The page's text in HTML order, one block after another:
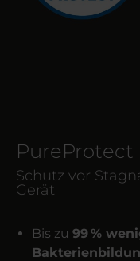
PureProtect
Schutz vor
Gerät
Bis zu 99 %